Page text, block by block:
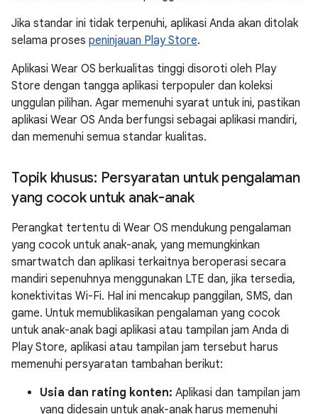
Jika standar ini tidak terpenuhi, aplikasi Anda akan ditolak
selama proses peninjauan Play Store.
Aplikasi Wear OS berkualitas tinggi disoroti oleh Play
Store dengan tangga aplikasi terpopuler dan koleksi
unggulan pilihan. Agar memenuhi syarat untuk ini, pastikan
aplikasi Wear OS Anda berfungsi sebagai aplikasi mandiri,
dan memenuhi semua standar kualitas.
Topik khusus: Persyaratan untuk pengalaman
yang cocok untuk anak-anak
Perangkat tertentu di Wear OS mendukung pengalaman
yang cocok untuk anak-anak, yang memungkinkan
smartwatch dan aplikasi terkaitnya beroperasi secara
mandiri sepenuhnya menggunakan LTE dan, jika tersedia,
konektivitas Wi-Fi. Hal ini mencakup panggilan, SMS, dan
game. Untuk memublikasikan pengalaman yang cocok
untuk anak-anak bagi aplikasi atau tampilan jam Anda di
Play Store, aplikasi atau tampilan jam tersebut harus
memenuhi persyaratan tambahan berikut:
Usia dan rating konten: Aplikasi dan tampilan jam
yang didesain untuk anak-anak harus memenuhi